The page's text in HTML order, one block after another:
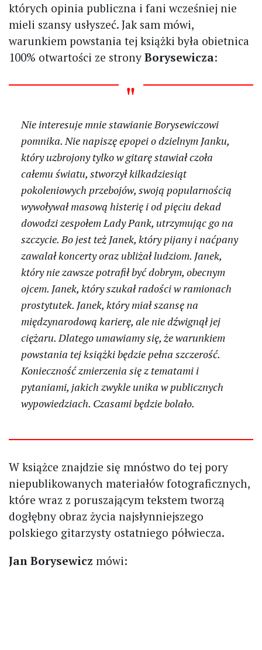
których opinia publiczna i fani wcześniej nie
mieli szansy usłyszeć. Jak sam mówi,
warunkiem powstania tej książki była obietnica
100% otwartości ze strony Borysewicza:
Nie interesuje mnie stawianie Borysewiczowi
pomnika. Nie napiszę epopei o dzielnym Janku,
który uzbrojony tylko w gitarę stawiał czoła
całemu światu, stworzył kilkadziesiąt
pokoleniowych przebojów, swoją popularnością
wywoływał masową histerię i od pięciu dekad
dowodzi zespołem Lady Pank, utrzymując go na
szczycie. Bo jest też Janek, który pijany i naćpany
zawalał koncerty oraz ubliżał ludziom. Janek,
który nie zawsze potrafił być dobrym, obecnym
ojcem. Janek, który szukał radości w ramionach
prostytutek. Janek, który miał szansę na
międzynarodową karierę, ale nie dźwignął jej
ciężaru. Dlatego umawiamy się, że warunkiem
powstania tej książki będzie pełna szczerość.
Konieczność zmierzenia się z tematami i
pytaniami, jakich zwykle unika w publicznych
wypowiedziach. Czasami będzie bolało.
W książce znajdzie się mnóstwo do tej pory
niepublikowanych materiałów fotograficznych,
które wraz z poruszającym tekstem tworzą
dogłębny obraz życia najsłynniejszego
polskiego gitarzysty ostatniego półwiecza.
Jan Borysewicz mówi: